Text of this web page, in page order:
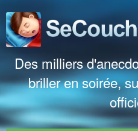
Des milliers
briller en soirée,